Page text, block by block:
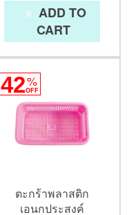
ADD TO
CART
42%
OFF
ตะกร้าพลาสติก
เอนกประสงค์